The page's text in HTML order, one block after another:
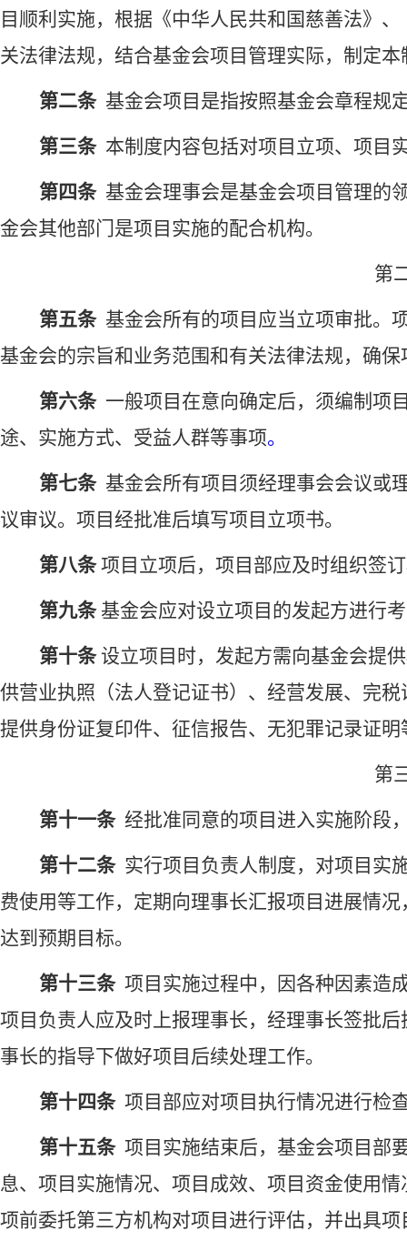
目 顺利实施， 根据 《中华人民共和国慈善法》、
关法律法规， 结合基金会项目 管理实际，制定本
第二条 基金会项目 是指按照基金会章程规
第三条 本制度内容包括对项目立项、项目
第四条 基金会理事会是基金会项目管理的
金会其他部门是项目实施的配合机构。
第
第五条 基金会所有的项目应当立项审批。
基金会的宗旨和业务范围和有关法律法规，确保
第六条 一般项目在意向确定后，须编制项
途、实施方式、受益人群等事项。
第七条 基金会所有项目 须经理事会会议或
议审议。项目经批准后填写项目立项书。
第八条 项目立项后，项目部应及时组织签
第九条 基金会应对设立项目的发起方进行
第十条 设立项目 时，发起方需向基金会提
供营业执照（法人登记证书）、 经营发展、 完税
提供身份证复印件、征信报告、无犯罪记录证明
第
第十一条 经批准同意的项目进入实施阶段
第十二条 实行项目 负责人制度，对项目实
费使用 等工作，定期向理事长汇报项目进展情
达到预期目标。
第十三条 项目实施过程中，
因各种因素造
项目负责人应及时上报理事长，经理事长签批
事长的指导下做好项目后续处理工作。
第十四条 项目部应对项目执行情况进行检
第十五条 项目实施结束后，基金会项目部
息、项目实施情况、项目成效、项目资金使用
项前委托第三方机构对项目进行评估，并出具项